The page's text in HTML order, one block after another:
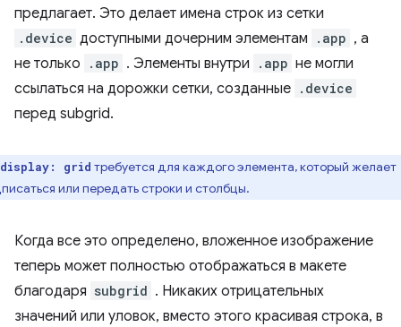
предлагает. Это делает имена строк из сетки
.device доступными дочерним элементам .app , а
не только
.app . Элементы внутри .app не могли
ссылаться на дорожки сетки, созданные .device
перед subgrid.
display: grid требуется для каждого элемента, который желает
или передать строки и столбцы.
Когда все это определено, вложенное изображение
теперь может полностью отображаться в макете
благодаря subgrid . Никаких отрицательных
значений или уловок, вместо этого красивая строка, в